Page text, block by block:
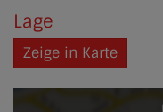
Lage
Zeige in Karte